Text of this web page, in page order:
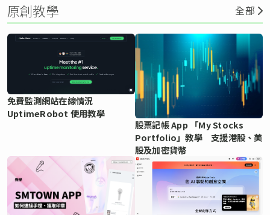
原創教學 全部
免費監測網站在線情況
UptimeRobot 使用教學
股票記帳 App 「My Stocks
Portfolio」教學 支援港股、美
股及加密貨幣